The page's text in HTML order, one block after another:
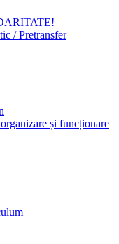
/ Pretransfer
și funcționare